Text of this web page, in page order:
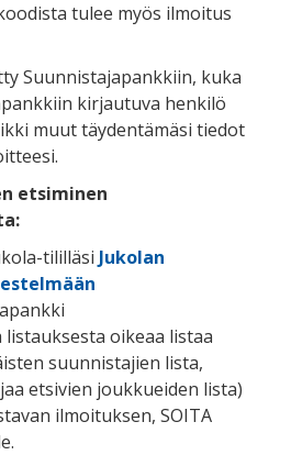
tulee myös ilmoitus
Suunnistajapankkiin, kuka
kirjautuva henkilö
muut täydentämäsi tiedot
etsiminen
tililläsi Jukolan
listauksesta oikeaa listaa
suunnistajien lista,
etsivien joukkueiden lista)
ilmoituksen, SOITA